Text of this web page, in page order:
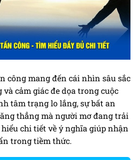
công mang đến cái nhìn sâu sắc
cảm giác đe dọa trong cuộc
tâm trạng lo lắng, sự bất an
thẳng mà người mơ đang trải
chi tiết về ý nghĩa giúp nhận
trong tiềm thức.